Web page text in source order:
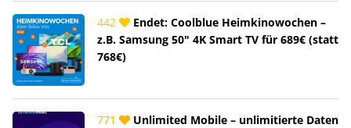
442
Endet: Coolblue Heimkinowochen –
z.B. Samsung 50" 4K Smart TV für 689€ (statt
768€)
771
Unlimited Mobile – unlimitierte Daten